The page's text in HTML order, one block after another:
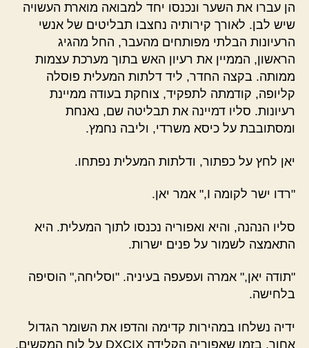
הן עברו את השער ונכנסו יחד למבואה מוארת העשויה
שיש לבן. לאורך קירותיה נחצבו תבליטים של אנשי
הרעיונות הבלתי מפותחים מהעבר, החל מהגיג
הראשון, הממיין את רעיון האש בתוך מערכת עצמות
ממותה. בקצה החדר, ליד דלתות המעלית פוסלה
קליופה, קודמתה לתפקיד, צוחקת בעודה ממיינת
רעיונות. סליו דמיינה את תבליטה שם, נאנחת
ומסתובבת על כיסא משרדי, וליבה נחמץ.
יאן לחץ על כפתור, ודלתות המעלית נפתחו.
"רדו ישר לקומה I," אמר יאן.
סליו הנהנה, והיא ואפוריה נכנסו לתוך המעלית. היא
התאמצה לשמור על פנים ישרות.
"תודה יאן," אמרה ועפעפה בעיניה. "וסליחה," הוסיפה
בלחישה.
ידיה נשלחו במהירות קדימה והדפו את השומר הגדול
אחור, בזמן שאפוריה הקלידה DXCIX על לוח המקשים.